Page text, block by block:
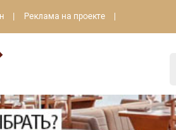
Реклама на проекте